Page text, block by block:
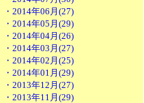
・2014年06月(27)
・2014年05月(29)
・2014年04月(26)
・2014年03月(27)
・2014年02月(25)
・2014年01月(29)
・2013年12月(27)
・2013年11月(29)